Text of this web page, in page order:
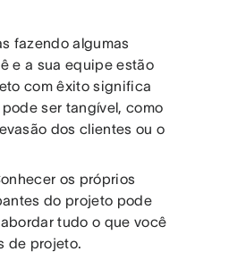
fazendo algumas
e a sua equipe estão
com êxito significa
ser tangível, como
dos clientes ou o
os próprios
do projeto pode
tudo o que você
de projeto.